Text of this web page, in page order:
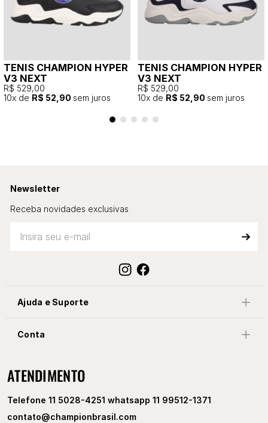
TENIS CHAMPION HYPER
V3 NEXT
R$ 529,00
10x de R$ 52,90 sem juros
TENIS CHAMPION HYPER
V3 NEXT
R$ 529,00
10x de R$ 52,90 sem juros
Newsletter
Receba novidades exclusivas
Ajuda e Suporte
Conta
ATENDIMENTO
Telefone 11 5028-4251 whatsapp 11 99512-1371
contato@championbrasil.com